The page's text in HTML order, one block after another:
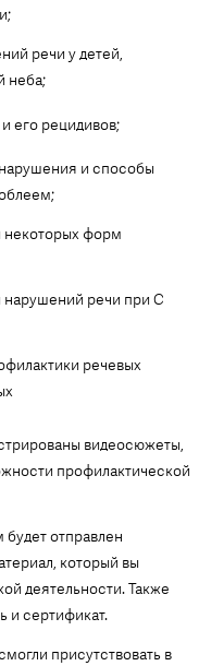
речи у детей,
неба;
его рецидивов;
и способы
некоторых форм
речи при С
речевых
видеосюжеты,
профилактической
отправлен
который вы
деятельности. Также
и сертификат.
присутствовать в